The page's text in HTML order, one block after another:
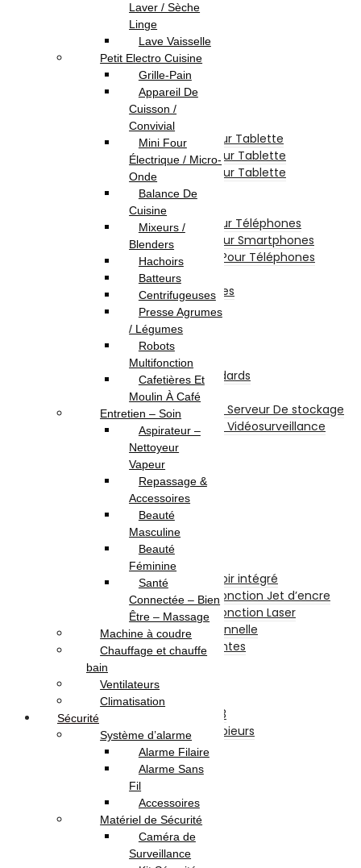
Téléphonie & Tablette
Téléphone Portable
Smartphone
Téléphone Fixe
Tablette Tactile
Tablette
Tablette Graphique
Etui De Protection Pour Tablette
Chargeur Et Cable Pour Tablette
Film De Protection Pour Tablette
Divers Pour Tablette
Accessoires Téléphones
Etui De Protection Pour Téléphones
Film De Protection Pour Smartphones
Chargeurs Et Câbles Pour Téléphones
Power Bank
Divers Pour Téléphones
Smartwatch
Écouteurs sans fil
Disques Internes
Disque Internes Standards
Disque SSD
Disques Internes Pour Serveur De stockage
Disques Internes Pour Vidéosurveillance
Disque Dur Externe
Serveur De Stockage
Accessoires Pour Stockage
Carte Mémoire
CD et DVD Vierge
Imprimantes
Imprimante à Réservoir intégré
Imprimante et Multifonction Jet d’encre
Imprimante et Multifonction Laser
Imprimante Professionnelle
Accessoires Imprimantes
Fax
Scanners
Photocopieurs
Photocopieurs A4 | A3
Accessoires Photocopieurs
Papier
Papier A4
Papier A3
Enveloppe
Papier Photo
Consommable
Originales
Laver / Sèche
Linge
Lave Vaisselle
Petit Electro Cuisine
Grille-Pain
Appareil De
Cuisson /
Convivial
Mini Four
Électrique / Micro-
Onde
Balance De
Cuisine
Mixeurs /
Blenders
Hachoirs
Batteurs
Centrifugeuses
Presse Agrumes
/ Légumes
Robots
Multifonction
Cafetières Et
Moulin À Café
Entretien – Soin
Aspirateur –
Nettoyeur
Vapeur
Repassage &
Accessoires
Beauté
Masculine
Beauté
Féminine
Santé
Connectée – Bien
Être – Massage
Machine à coudre
Chauffage et chauffe
bain
Ventilateurs
Climatisation
Sécurité
Système d’alarme
Alarme Filaire
Alarme Sans
Fil
Accessoires
Matériel de Sécurité
Caméra de
Surveillance